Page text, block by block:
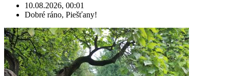
10.08.2026, 00:01
Dobré ráno, Piešťany!